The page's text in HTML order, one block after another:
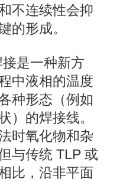
不连续性会抑
的形成。
是一种新方
中液相的温度
种形态（例如
）的焊接线。
时氧化物和杂
与传统 TLP 或
比，沿非平面